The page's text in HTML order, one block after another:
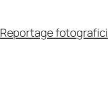
Reportage fotografici